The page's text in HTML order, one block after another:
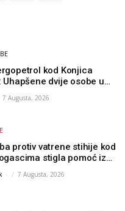
kod Konjica
dvije osobe u
7 Augusta, 2026
protiv vatrene stihije kod
stigla pomoć iz
i Air Tractori
- 7 Augusta, 2026